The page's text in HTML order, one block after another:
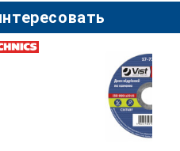
и инструментами для
их с алмазными, то
в более низкой
даже при очень
колеблется в
абсолютно
количеству пор
постоянное
время от времени